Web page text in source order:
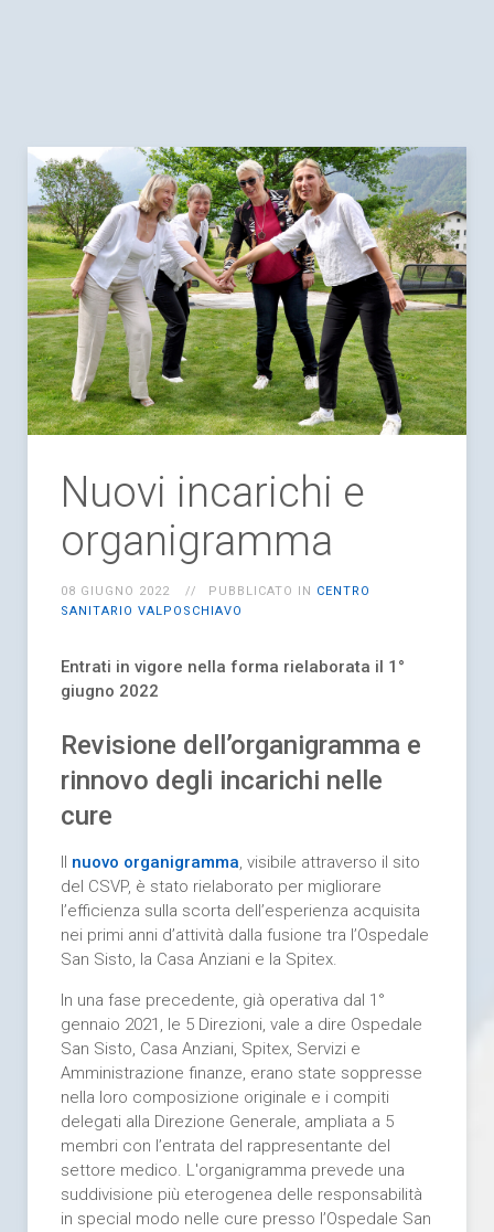
Nuovi incarichi e
organigramma
08 GIUGNO 2022 PUBBLICATO IN CENTRO
SANITARIO VALPOSCHIAVO
Entrati in vigore nella forma rielaborata il 1°
giugno 2022
Revisione dell’organigramma e
rinnovo degli incarichi nelle
cure
nuovo organigramma, visibile attraverso il sito
del CSVP, è stato rielaborato per migliorare
l’efficienza sulla scorta dell’esperienza acquisita
nei primi anni d’attività dalla fusione tra l’Ospedale
San Sisto, la Casa Anziani e la Spitex.
In una fase precedente, già operativa dal 1°
gennaio 2021, le 5 Direzioni, vale a dire Ospedale
San Sisto, Casa Anziani, Spitex, Servizi e
Amministrazione finanze, erano state soppresse
nella loro composizione originale e i compiti
delegati alla Direzione Generale, ampliata a 5
membri con l’entrata del rappresentante del
settore medico. L'organigramma prevede una
suddivisione più eterogenea delle responsabilità
in special modo nelle cure presso l’Ospedale San